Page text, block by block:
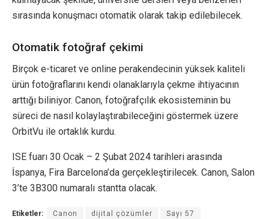
sırasında konuşmacı otomatik olarak takip edilebilecek.
Otomatik fotoğraf çekimi
Birçok e-ticaret ve online perakendecinin yüksek kaliteli
ürün fotoğraflarını kendi olanaklarıyla çekme ihtiyacının
arttığı biliniyor. Canon, fotoğrafçılık ekosisteminin bu
süreci de nasıl kolaylaştırabileceğini göstermek üzere
OrbitVu ile ortaklık kurdu.
ISE fuarı 30 Ocak – 2 Şubat 2024 tarihleri arasında
İspanya, Fira Barcelona’da gerçekleştirilecek. Canon, Salon
3’te 3B300 numaralı stantta olacak.
Etiketler: Canon dijital çözümler Sayı 57